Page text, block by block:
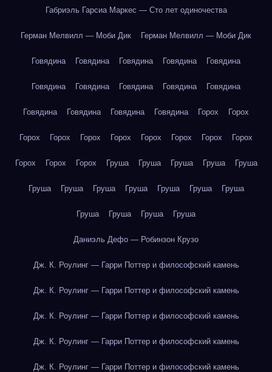
Габриэль Гарсиа Маркес — Сто лет одиночества
Герман Мелвилл — Моби Дик Герман Мелвилл — Моби Дик
Говядина Говядина Говядина Говядина Говядина
Говядина Говядина Говядина Говядина Говядина
Говядина Говядина Говядина Говядина Горох Горох
Горох Горох Горох Горох Горох Горох Горох Горох
Горох Горох Горох Груша Груша Груша Груша Груша
Груша Груша Груша Груша Груша Груша Груша
Груша Груша Груша Груша
Даниэль Дефо — Робинзон Крузо
Дж. К. Роулинг — Гарри Поттер и философский камень
Дж. К. Роулинг — Гарри Поттер и философский камень
Дж. К. Роулинг — Гарри Поттер и философский камень
Дж. К. Роулинг — Гарри Поттер и философский камень
Дж. К. Роулинг — Гарри Поттер и философский камень